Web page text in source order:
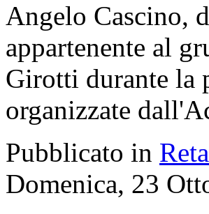
Angelo Cascino,
appartenente al
Girotti durante la
organizzate
Pubblicato in
Domenica, 23